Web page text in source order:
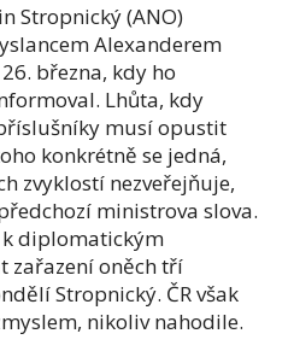
Stropnický (ANO)
Alexanderem
března, kdy ho
Lhůta, kdy
musí opustit
konkrétně se jedná,
zvyklostí nezveřejňuje,
ministrova slova.
k diplomatickým
zařazení oněch tří
Stropnický. ČR však
nikoliv nahodile.